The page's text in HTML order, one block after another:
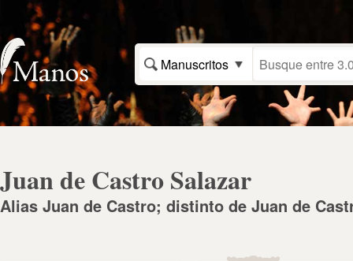
Manuscritos
Juan de Castro Salazar
Alias Juan de Castro; distinto de Juan de